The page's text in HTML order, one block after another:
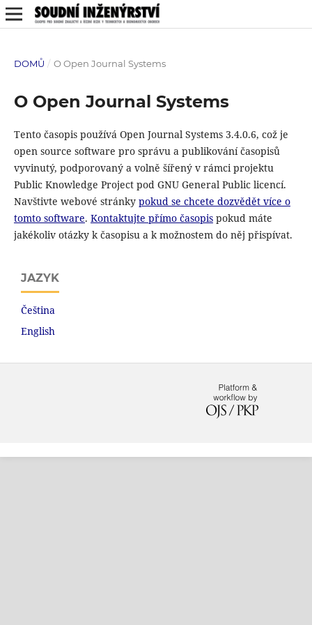
DOMŮ / O Open Journal Systems
O Open Journal Systems
Tento časopis používá Open Journal Systems 3.4.0.6, což je
open source software pro správu a publikování časopisů
vyvinutý, podporovaný a volně šířený v rámci projektu
Public Knowledge Project pod GNU General Public licencí.
Navštivte webové stránky pokud se chcete dozvědět více o
tomto software. Kontaktujte přímo časopispokud máte
jakékoliv otázky k časopisu a k možnostem do něj přispívat.
JAZYK
Čeština
English